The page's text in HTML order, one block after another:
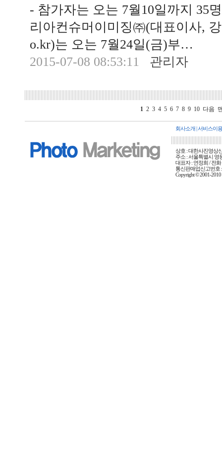
- 참가자는 오는 7월10일까지 35
리아컨슈머이미징㈜(대표이사,
o.kr)는 오는 7월24일(금)부…
2015-07-08 08:53:11
관리자
1 2 3 4 5 6 7 8 9 10 다음
회사소개 서비스이
상호 : 대한사진영상
주소 : 서울특별시 영
대표자 : 연정희 / 전화
통신판매업신고번호
Copyright © 2001-